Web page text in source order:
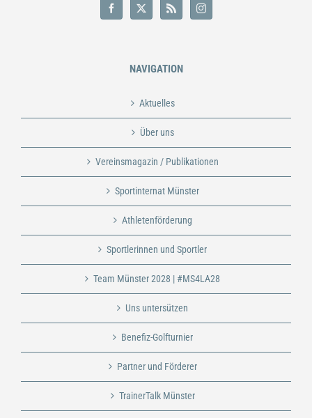
NAVIGATION
Aktuelles
Über uns
Vereinsmagazin / Publikationen
Sportinternat Münster
Athletenförderung
Sportlerinnen und Sportler
Team Münster 2028 | #MS4LA28
Uns untersützen
Benefiz-Golfturnier
Partner und Förderer
TrainerTalk Münster